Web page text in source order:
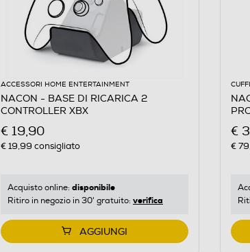
ACCESSORI HOME ENTERTAINMENT
NACON - BASE DI RICARICA 2
CONTROLLER XBX
€ 19,90
€ 19,99 consigliato
Acquisto online: disponibile
Ritiro in negozio in 30' gratuito: verifica
AGGIUNGI
€
€